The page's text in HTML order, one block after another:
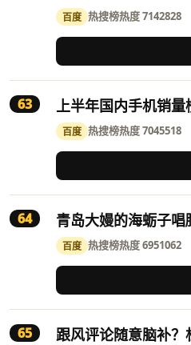
百度 热搜榜热度 7142828
63 上半年国内手机销量
百度 热搜榜热度 7045518
64 青岛大嫚的海蛎子
百度 热搜榜热度 6951062
65 跟风评论随意脑补？